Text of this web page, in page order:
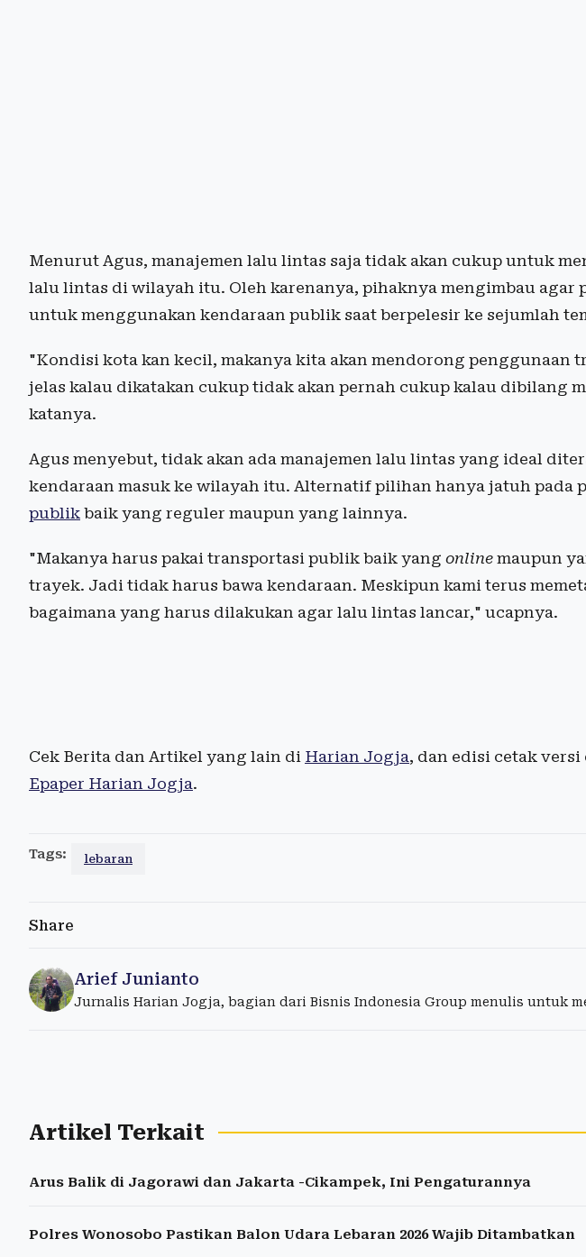
Menurut Agus, manajemen lalu lintas saja tidak akan cukup untuk
lalu lintas di wilayah itu. Oleh karenanya, pihaknya mengimbau agar
untuk menggunakan kendaraan publik saat berpelesir ke sejumlah
"Kondisi kota kan kecil, makanya kita akan mendorong penggunaan
jelas kalau dikatakan cukup tidak akan pernah cukup kalau dibilang
katanya.
Agus menyebut, tidak akan ada manajemen lalu lintas yang ideal
kendaraan masuk ke wilayah itu. Alternatif pilihan hanya jatuh pada
publik baik yang reguler maupun yang lainnya.
"Makanya harus pakai transportasi publik baik yang online maupun
trayek. Jadi tidak harus bawa kendaraan. Meskipun kami terus
bagaimana yang harus dilakukan agar lalu lintas lancar," ucapnya.
Cek Berita dan Artikel yang lain di Harian Jogja, dan edisi cetak
Epaper Harian Jogja.
Tags: lebaran
Share
Arief Junianto
Jurnalis Harian Jogja, bagian dari Bisnis Indonesia Group menulis untuk
Artikel Terkait
Arus Balik di Jagorawi dan Jakarta -Cikampek, Ini Pengaturannya
Polres Wonosobo Pastikan Balon Udara Lebaran 2026 Wajib Ditambatkan